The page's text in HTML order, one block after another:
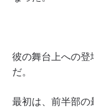
彼の舞台上への
だ。
最初は、前半部